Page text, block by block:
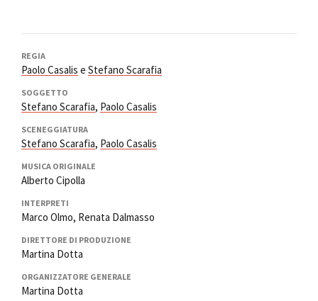
REGIA
Paolo Casalis e Stefano Scarafia
SOGGETTO
Stefano Scarafia, Paolo Casalis
SCENEGGIATURA
Stefano Scarafia, Paolo Casalis
MUSICA ORIGINALE
Alberto Cipolla
INTERPRETI
Marco Olmo, Renata Dalmasso
DIRETTORE DI PRODUZIONE
Martina Dotta
ORGANIZZATORE GENERALE
Martina Dotta